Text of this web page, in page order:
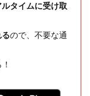
タイムに受け取
ので、不要な通